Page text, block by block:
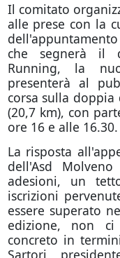
Il comitato
alle prese con la
che segnerà il
Running, la
presenterà al
corsa sulla doppia
(20,7 km), con
ore 16 e alle 16.30.
La risposta
dell'Asd
adesioni, un
iscrizioni
essere superato
edizione, non
concreto in
Sartori,